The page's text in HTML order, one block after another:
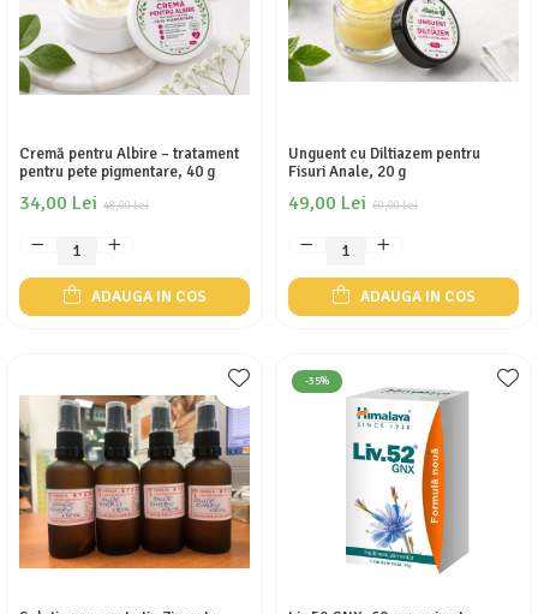
Cremă pentru Albire – tratament
pentru pete pigmentare, 40 g
48,00 Lei
34,00 Lei
ADAUGA IN COS
Unguent cu Diltiazem pentru
Fisuri Anale, 20 g
60,00 Lei
49,00 Lei
ADAUGA IN COS
-35%